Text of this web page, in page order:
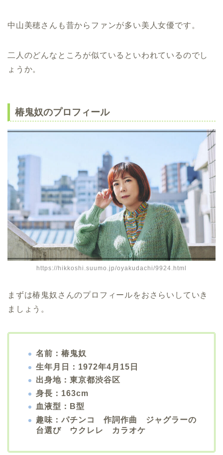
中山美穂さんも昔からファンが多い美人女優です。
二人のどんなところが似ているといわれているのでし
ょうか。
椿鬼奴のプロフィール
https://hikkoshi.suumo.jp/oyakudachi/9924.html
まずは椿鬼奴さんのプロフィールをおさらいしていき
ましょう。
名前：椿鬼奴
生年月日：1972年4月15日
出身地：東京都渋谷区
身長：163cm
血液型：B型
趣味：パチンコ 作詞作曲 ジャグラーの
台選び ウクレレ カラオケ